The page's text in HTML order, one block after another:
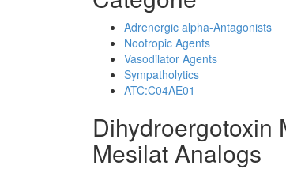
Adrenergic alpha-Antagonists
Nootropic Agents
Vasodilator Agents
Sympatholytics
ATC:C04AE01
Dihydroergotoxin
Mesilat Analogs